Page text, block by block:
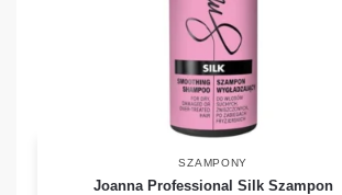
SZAMPONY
Joanna Professional Silk Szampon